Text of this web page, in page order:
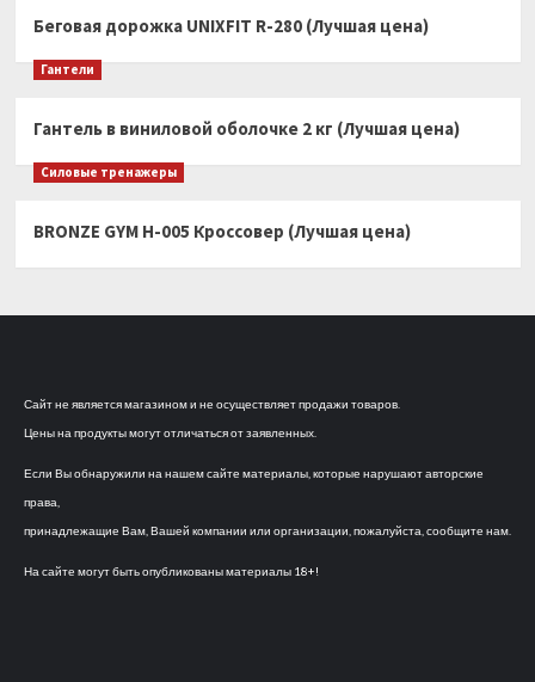
Беговая дорожка UNIXFIT R-280 (Лучшая цена)
Гантели
Гантель в виниловой оболочке 2 кг (Лучшая цена)
Силовые тренажеры
BRONZE GYM H-005 Кроссовер (Лучшая цена)
Сайт не является магазином и не осуществляет продажи товаров.
Цены на продукты могут отличаться от заявленных.
Если Вы обнаружили на нашем сайте материалы, которые нарушают авторские
права,
принадлежащие Вам, Вашей компании или организации, пожалуйста, сообщите нам.
На сайте могут быть опубликованы материалы 18+!